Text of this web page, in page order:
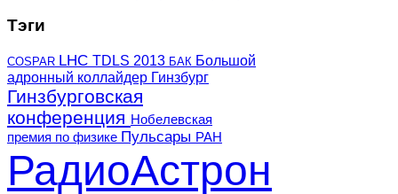
Тэги
COSPAR LHC TDLS 2013 БАК Большой
адронный коллайдер Гинзбург
Гинзбурговская
конференция Нобелевская
премия по физике Пульсары РАН
РадиоАстрон